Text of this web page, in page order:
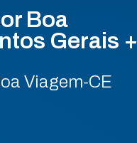
Boa
Gerais +
Viagem-CE